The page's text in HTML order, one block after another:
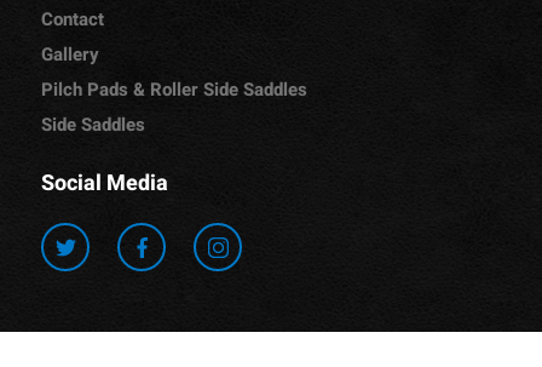
Contact
Gallery
Pilch Pads & Roller Side Saddles
Side Saddles
Social Media